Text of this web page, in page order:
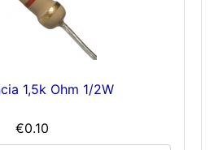
1,5k Ohm 1/2W
€0.10